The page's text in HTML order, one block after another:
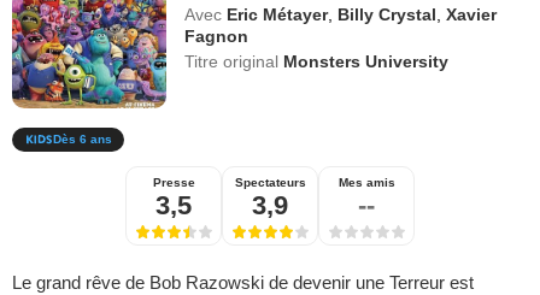
Avec Eric Métayer, Billy Crystal ,Xavier
Fagnon
Titre original Monsters University
Dès 6 ans
Presse
3,5
Spectateurs
3,9
Mes amis
--
Le grand rêve de Bob Razowski de devenir une Terreur est